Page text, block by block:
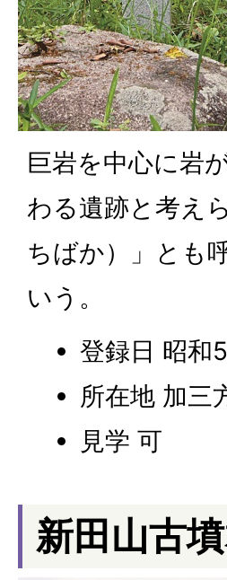
巨岩を中心に岩
わる遺跡と考え
ちばか）」とも
いう。
登録日 昭和
所在地 加三
見学 可
新田山古